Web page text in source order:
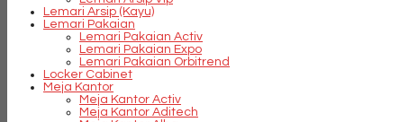
Lemari Arsip (Kayu)
Lemari Pakaian
Lemari Pakaian Activ
Lemari Pakaian Expo
Lemari Pakaian Orbitrend
Locker Cabinet
Meja Kantor
Meja Kantor Activ
Meja Kantor Aditech